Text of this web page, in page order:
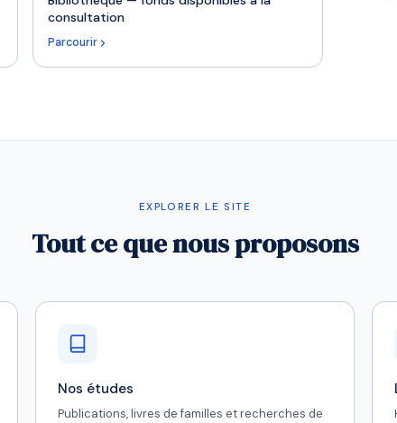
consultation
Parcourir
EXPLORER LE SITE
Tout ce que nous proposons
Nos études
Publications, livres de familles et recherches de